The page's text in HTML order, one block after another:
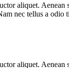
aliquet.
nec tellus a odio
aliquet.